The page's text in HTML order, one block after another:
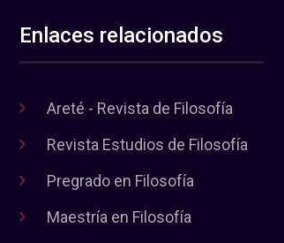
Enlaces relacionados
Areté - Revista de Filosofía
Revista Estudios de Filosofía
Pregrado en Filosofía
Maestría en Filosofía